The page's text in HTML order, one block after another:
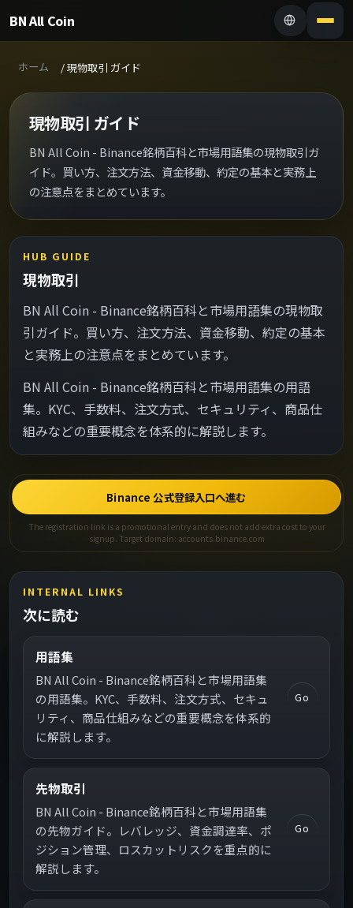
BN All Coin
ホーム /現物取引 ガイド
現物取引 ガイド
BN All Coin - Binance銘柄百科と市場用語集の現物取引ガ
イド。買い方、注文方法、資金移動、約定の基本と実務上
の注意点をまとめています。
HUB GUIDE
現物取引
BN All Coin - Binance銘柄百科と市場用語集の現物取
引ガイド。買い方、注文方法、資金移動、約定の基本
と実務上の注意点をまとめています。
BN All Coin - Binance銘柄百科と市場用語集の用語
集。KYC、手数料、注文方式、セキュリティ、商品仕
組みなどの重要概念を体系的に解説します。
Binance 公式登録入口へ進む
The registration link is a promotional entry and does not add extra cost to your
signup. Target domain: accounts.binance.com
INTERNAL LINKS
次に読む
用語集
BN All Coin - Binance銘柄百科と市場用語集
の用語集。KYC、手数料、注文方式、セキュ
リティ、商品仕組みなどの重要概念を体系的
に解説します。
Go
先物取引
BN All Coin - Binance銘柄百科と市場用語集
の先物ガイド。レバレッジ、資金調達率、ポ
ジション管理、ロスカットリスクを重点的に
解説します。
Go